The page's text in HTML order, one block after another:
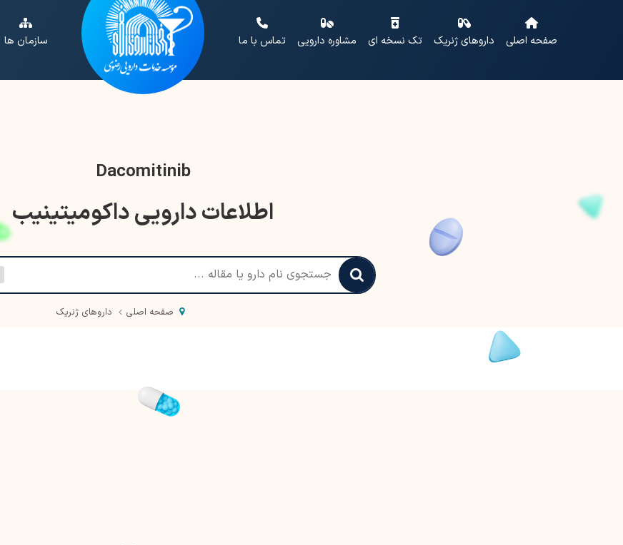
صفحه اصلی داروهای ژنریک تک نسخه ای مشاوره دارویی تماس با ما سازمان ها
Dacomitinib
اطلاعات دارویی داکومیتینیب
صفحه اصلی داروهای ژنریک